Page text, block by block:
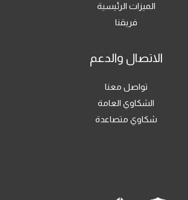
الميزات الرئيسية
فريقنا
الاتصال والدعم
تواصل معنا
الشكاوي العامة
شكاوي متصاعدة